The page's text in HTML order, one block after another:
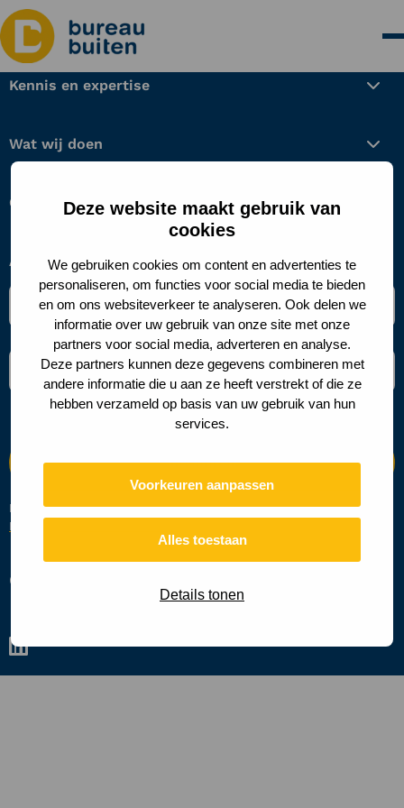
Deze website maakt gebruik van
cookies
We gebruiken cookies om content en advertenties te
personaliseren, om functies voor social media te bieden
en om ons websiteverkeer te analyseren. Ook delen we
informatie over uw gebruik van onze site met onze
partners voor social media, adverteren en analyse.
Deze partners kunnen deze gegevens combineren met
andere informatie die u aan ze heeft verstrekt of die ze
hebben verzameld op basis van uw gebruik van hun
services.
Voorkeuren aanpassen
Alles toestaan
Details tonen
Kennis en expertise
Wat wij doen
Over ons
Aanmelden nieuwsbrief
Naam
E-
mailadres
Deze site wordt beschermd door reCAPTCHA en de GooglePrivacy
Beleid
Cookies
Ga
naar